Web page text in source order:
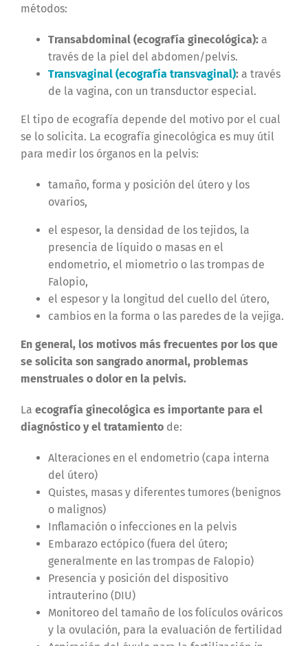
métodos:
Transabdominal (ecografía ginecológica):a
través de la piel del abdomen/pelvis.
Transvaginal (ecografía transvaginal):a través
de la vagina, con un transductor especial.
El tipo de ecografía depende del motivo por el cual
se lo solicita. La ecografía ginecológica es muy útil
para medir los órganos en la pelvis:
tamaño, forma y posición del útero y los
ovarios,
el espesor, la densidad de los tejidos, la
presencia de líquido o masas en el
endometrio, el miometrio o las trompas de
Falopio,
el espesor y la longitud del cuello del útero,
cambios en la forma o las paredes de la vejiga.
En general, los motivos más frecuentes por los que
se solicita son sangrado anormal, problemas
menstruales o dolor en la pelvis.
La ecografía ginecológica es importante para el
diagnóstico y el tratamiento de:
Alteraciones en el endometrio (capa interna
del útero)
Quistes, masas y diferentes tumores (benignos
o malignos)
Inflamación o infecciones en la pelvis
Embarazo ectópico (fuera del útero;
generalmente en las trompas de Falopio)
Presencia y posición del dispositivo
intrauterino (DIU)
Monitoreo del tamaño de los folículos ováricos
y la ovulación, para la evaluación de fertilidad